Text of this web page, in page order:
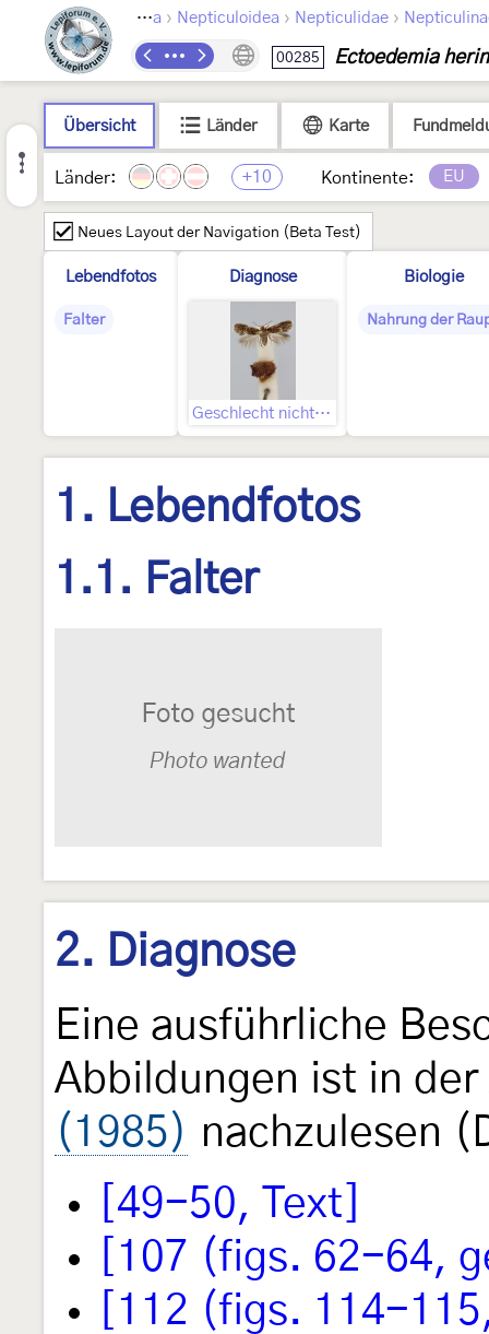
Lepidoptera › Nepticuloidea › Nepticulidae ›
00285 Ectoedemia
Übersicht Länder Karte
Länder: +10 Kontinente: EU
Neues Layout der Navigation (Beta Test)
Lebendfotos
Falter
Diagnose
Geschlecht nicht bestimmt
Biologie
Nahrung der
1. Lebendfotos
1.1. Falter
2. Diagnose
Eine ausführliche
Abbildungen ist in
(1985) nachzulesen
[49-50, Text]
[107 (figs. 62-64,
[112 (figs. 114-